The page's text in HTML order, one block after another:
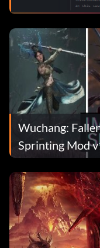
Wuchang:
Sprinting Mod